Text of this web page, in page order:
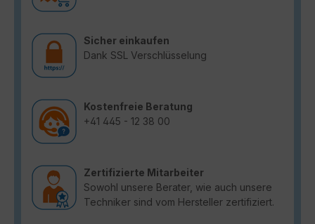
Sicher einkaufen
Dank SSL Verschlüsselung
Kostenfreie Beratung
+41 445 - 12 38 00
Zertifizierte Mitarbeiter
Sowohl unsere Berater, wie auch unsere
Techniker sind vom Hersteller zertifiziert.